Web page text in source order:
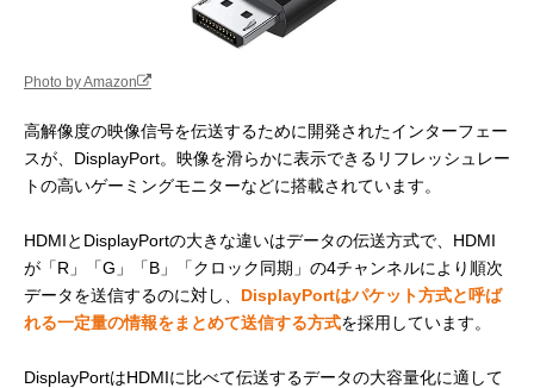
Photo by Amazon
高解像度の映像信号を伝送するために開発されたインターフェー
スが、DisplayPort。映像を滑らかに表示できるリフレッシュレー
トの高いゲーミングモニターなどに搭載されています。
HDMIとDisplayPortの大きな違いはデータの伝送方式で、HDMI
が「R」「G」「B」「クロック同期」の4チャンネルにより順次
データを送信するのに対し、 DisplayPortはパケット方式と呼ば
れる一定量の情報をまとめて送信する方式を採用しています。
DisplayPortはHDMIに比べて伝送するデータの大容量化に適して